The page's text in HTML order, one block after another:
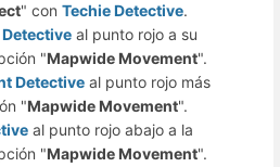
" con Techie Detective.
al punto rojo a su
"Mapwide Movement".
Detective al punto rojo más
"Mapwide Movement".
al punto rojo abajo a la
"Mapwide Movement".